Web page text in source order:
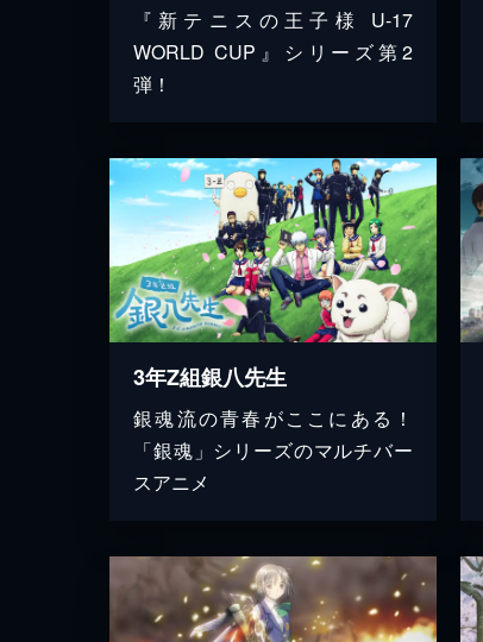
『新テニスの王子様 U-17
WORLD CUP』シリーズ第2
弾！
3年Z組銀八先生
銀魂流の青春がここにある！
「銀魂」シリーズのマルチバー
スアニメ